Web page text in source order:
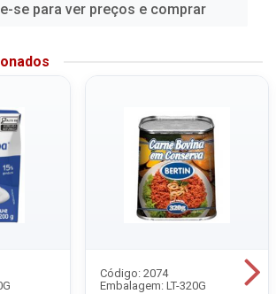
se para ver preços e comprar
Código: 2074
Embalagem: LT-320G